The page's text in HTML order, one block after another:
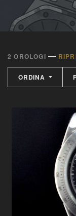
2 OROLOGI —
ORDINA